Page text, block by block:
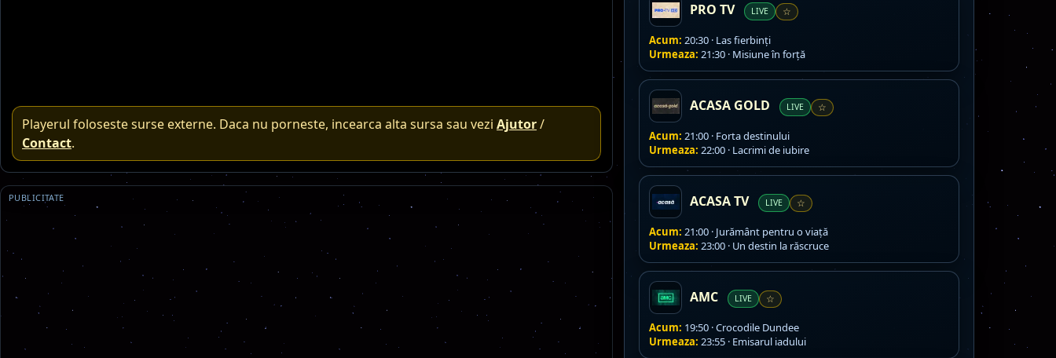
Playerul foloseste surse externe. Daca nu porneste, incearca alta sursa sau vezi Ajutor/
Contact.
PUBLICITATE
PRO TV LIVE ☆
Acum: 20:30 · Las fierbinți
Urmeaza: 21:30 · Misiune în forță
ACASA GOLD LIVE ☆
Acum: 21:00 · Forta destinului
Urmeaza: 22:00 · Lacrimi de iubire
ACASA TV LIVE ☆
Acum: 21:00 · Jurământ pentru o viaţă
Urmeaza: 23:00 · Un destin la răscruce
AMC LIVE ☆
Acum: 19:50 · Crocodile Dundee
Urmeaza: 23:55 · Emisarul iadului